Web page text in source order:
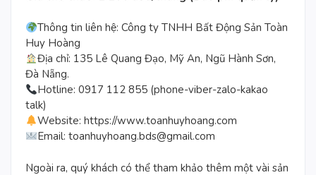
Thông tin liên hệ: Công ty TNHH Bất Động Sản Toàn
Huy Hoàng
Địa chỉ: 135 Lê Quang Đạo, Mỹ An, Ngũ Hành Sơn,
Đà Nẵng.
Hotline: 0917 112 855 (phone-viber-zalo-kakao
talk)
Website:https://www.toanhuyhoang.com
Email: toanhuyhoang.bds@gmail.com
Ngoài ra, quý khách có thể tham khảo thêm một vài sản